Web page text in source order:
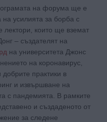
на форума ще е
усилията за борба с
които ще вземат
– създателят на
на университета Джонс
на коронавирус,
практики в
и извършване на
с пандемията. В рамките
и създаденото от
за следене